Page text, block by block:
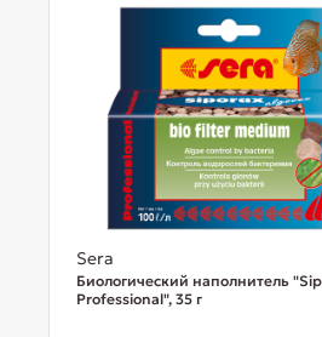
Sera
Биологический наполнитель
Professional", 35 г